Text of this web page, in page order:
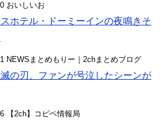
おいしいお
スホテル・ドーミーインの夜鳴きそ
NEWSまとめもりー｜2chまとめブログ
滅の刃、ファンが号泣したシーンが
【2ch】コピペ情報局